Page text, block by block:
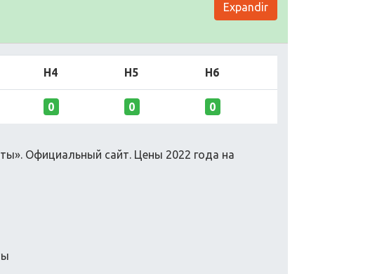
Expandir
H4 H5 H6
0 0 0
Официальный сайт. Цены 2022 года на